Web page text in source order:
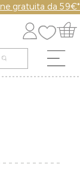
gratuita da 59€*